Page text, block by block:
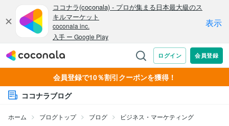
会員登録で10％割引クーポンを獲得！
ココナラブログ
ホーム ブログトップ ブログ ビジネス・マーケティング